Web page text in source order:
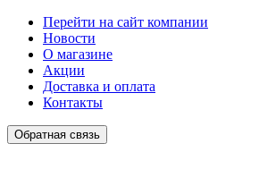
Перейти на сайт компании
Новости
О магазине
Акции
Доставка и оплата
Контакты
Обратная связь